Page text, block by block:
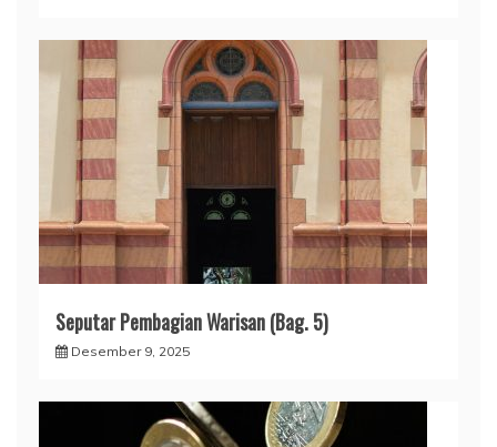
Seputar Pembagian Warisan (Bag. 5)
Desember 9, 2025